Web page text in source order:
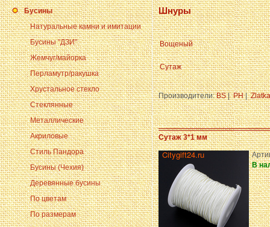
Бусины
Натуральные камни и имитации
Бусины "ДЗИ"
Жемчуг/майорка
Перламутр/ракушка
Хрустальное стекло
Стеклянные
Металлические
Акриловые
Стиль Пандора
Бусины (Чехия)
Деревянные бусины
По цветам
По размерам
Шнуры
Вощеный
Сутаж
Производители:BS| PH| Zlatka
Сутаж 3*1 мм
В